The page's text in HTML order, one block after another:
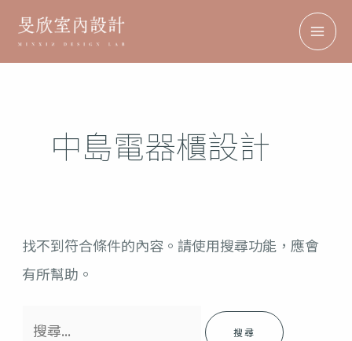
主
中島電器櫃設計
找不到符合條件的內容。請使用搜尋功能，應會
有所幫助。
搜
尋
關
搜
尋